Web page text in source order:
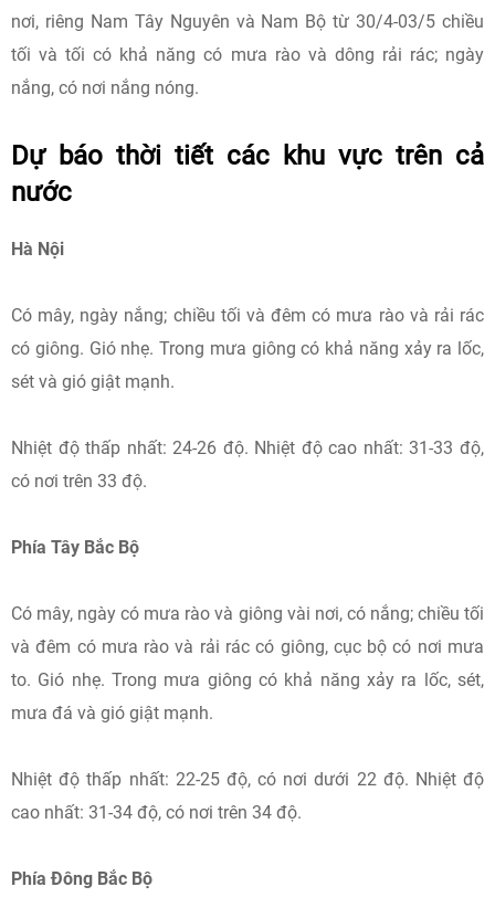
nơi, riêng Nam Tây Nguyên và Nam Bộ từ 30/4-03/5 chiều
tối và tối có khả năng có mưa rào và dông rải rác; ngày
nắng, có nơi nắng nóng.
Dự báo thời tiết các khu vực trên cả
nước
Hà Nội
Có mây, ngày nắng; chiều tối và đêm có mưa rào và rải rác
có giông. Gió nhẹ. Trong mưa giông có khả năng xảy ra lốc,
sét và gió giật mạnh.
Nhiệt độ thấp nhất: 24-26 độ. Nhiệt độ cao nhất: 31-33 độ,
có nơi trên 33 độ.
Phía Tây Bắc Bộ
Có mây, ngày có mưa rào và giông vài nơi, có nắng; chiều tối
và đêm có mưa rào và rải rác có giông, cục bộ có nơi mưa
to. Gió nhẹ. Trong mưa giông có khả năng xảy ra lốc, sét,
mưa đá và gió giật mạnh.
Nhiệt độ thấp nhất: 22-25 độ, có nơi dưới 22 độ. Nhiệt độ
cao nhất: 31-34 độ, có nơi trên 34 độ.
Phía Đông Bắc Bộ